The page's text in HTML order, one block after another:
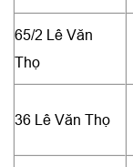
65/2 Lê Văn
Thọ
36 Lê Văn Thọ